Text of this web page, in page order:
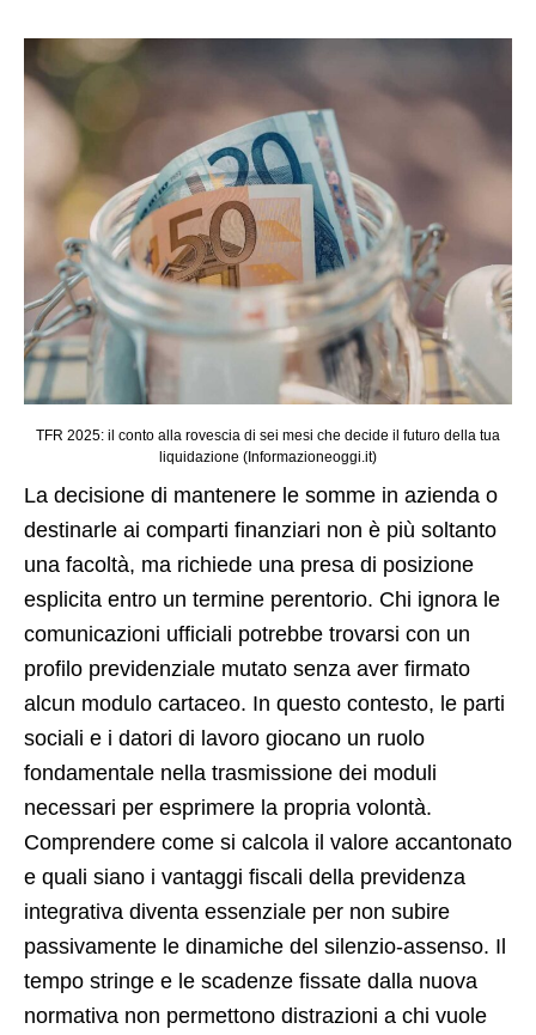
TFR 2025: il conto alla rovescia di sei mesi che decide il futuro della tua
liquidazione (Informazioneoggi.it)
La decisione di mantenere le somme in azienda o
destinarle ai comparti finanziari non è più soltanto
una facoltà, ma richiede una presa di posizione
esplicita entro un termine perentorio. Chi ignora le
comunicazioni ufficiali potrebbe trovarsi con un
profilo previdenziale mutato senza aver firmato
alcun modulo cartaceo. In questo contesto, le parti
sociali e i datori di lavoro giocano un ruolo
fondamentale nella trasmissione dei moduli
necessari per esprimere la propria volontà.
Comprendere come si calcola il valore accantonato
e quali siano i vantaggi fiscali della previdenza
integrativa diventa essenziale per non subire
passivamente le dinamiche del silenzio-assenso. Il
tempo stringe e le scadenze fissate dalla nuova
normativa non permettono distrazioni a chi vuole